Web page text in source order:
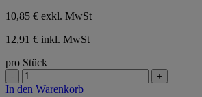
10,85 € exkl. MwSt
12,91 € inkl. MwSt
pro Stück
- +
In den Warenkorb